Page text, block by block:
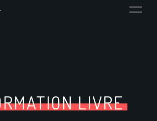
LIVRE